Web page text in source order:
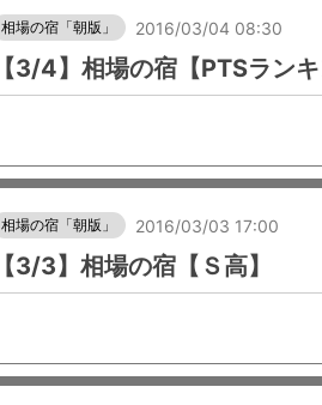
相場の宿「朝版」 2016/03/04 08:30
【3/4】相場の宿【PTSランキ
相場の宿「朝版」 2016/03/03 17:00
【3/3】相場の宿【Ｓ高】